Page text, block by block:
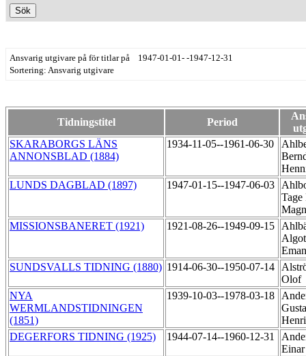
Ansvarig utgivare på för titlar på 1947-01-01- -1947-12-31
Sortering: Ansvarig utgivare
Tidningstitel Period
SKARABORGS LÄNS
ANNONSBLAD (1884)
1934-11-05--1961-06-30
LUNDS DAGBLAD (1897)
1947-01-15--1947-06-03
MISSIONSBANERET (1921)
1921-08-26--1949-09-15
Algot
SUNDSVALLS TIDNING (1880) 1914-06-30--1950-07-14
Olof
NYA
WERMLANDSTIDNINGEN
(1851)
1939-10-03--1978-03-18
DEGERFORS TIDNING (1925)
1944-07-14--1960-12-31